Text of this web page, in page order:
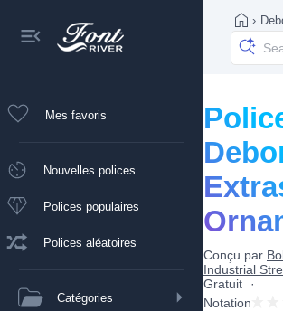
Mes favoris
Nouvelles polices
Polices populaires
Polices aléatoires
Catégories
›
Conçu par
Industrial
Gratuit
Notation